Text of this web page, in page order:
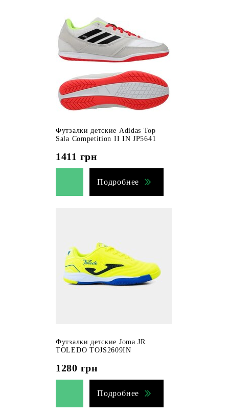
Футзалки детские Adidas Top
Sala Competition II IN JP5641
1411 грн
Подробнее
Футзалки детские Joma JR
TOLEDO TOJS2609IN
1280 грн
Подробнее